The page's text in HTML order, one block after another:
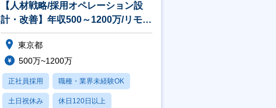
【人材戦略/採用オペレーション設
計・改善】年収500～1200万/リモー
ト・フレックス制度あり
東京都
500万~1200万
正社員採用 職種・業界未経験OK
土日祝休み 休日120日以上